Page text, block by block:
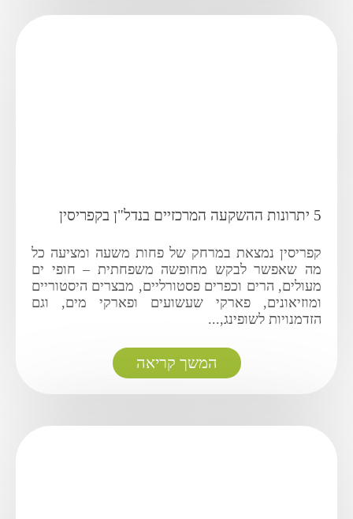
5 יתרונות ההשקעה המרכזיים בנדל"ן בקפריסין
קפריסין נמצאת במרחק של פחות משעה ומציעה כל
מה שאפשר לבקש מחופשה משפחתית – חופי ים
מעולים, הרים וכפרים פסטורליים, מבצרים היסטוריים
ומוזיאונים, פארקי שעשועים ופארקי מים, וגם
הזדמנויות לשופינג,...
המשך קריאה